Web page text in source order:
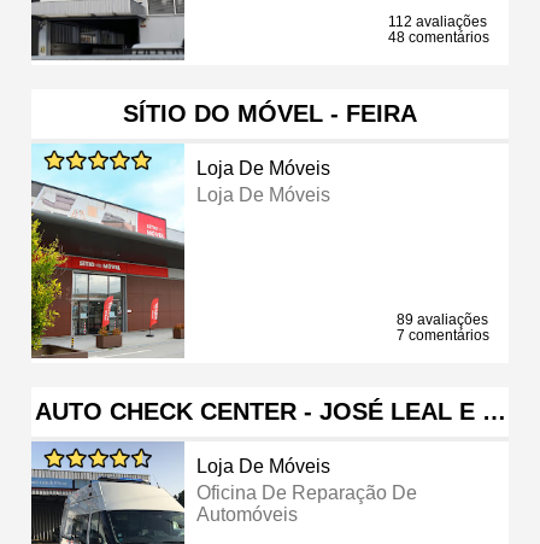
112 avaliações
48 comentários
SÍTIO DO MÓVEL - FEIRA
Loja De Móveis
Loja De Móveis
89 avaliações
7 comentários
AUTO CHECK CENTER - JOSÉ LEAL E …
Loja De Móveis
Oficina De Reparação De
Automóveis